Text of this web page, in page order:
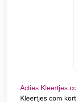
Acties
Kleertjes com